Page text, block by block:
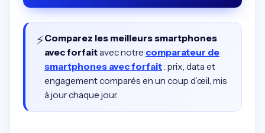
⚡Comparez les meilleurs smartphones
avec forfaitavec notre comparateur de
smartphones avec forfait: prix, data et
engagement comparés en un coup d’œil, mis
à jour chaque jour.